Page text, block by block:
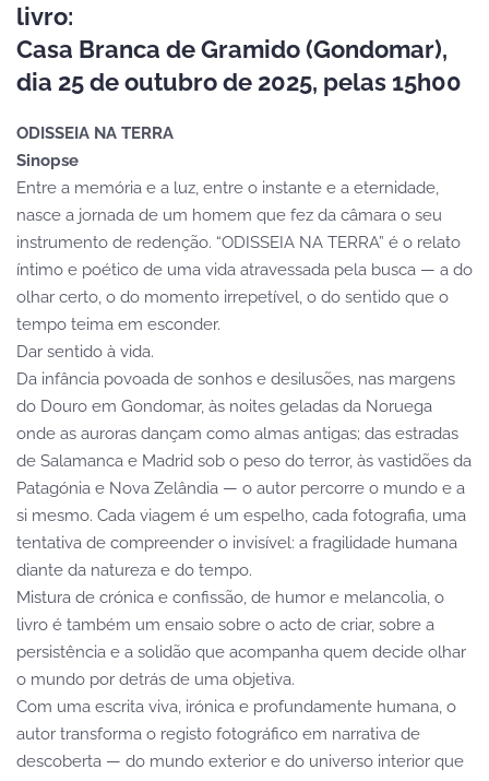
livro:
Casa Branca de Gramido (Gondomar),
dia 25 de outubro de 2025, pelas 15h00
ODISSEIA NA TERRA
Sinopse
Entre a memória e a luz, entre o instante e a eternidade,
nasce a jornada de um homem que fez da câmara o seu
instrumento de redenção. “ODISSEIA NA TERRA” é o relato
íntimo e poético de uma vida atravessada pela busca — a do
olhar certo, o do momento irrepetível, o do sentido que o
tempo teima em esconder.
Dar sentido à vida.
Da infância povoada de sonhos e desilusões, nas margens
do Douro em Gondomar, às noites geladas da Noruega
onde as auroras dançam como almas antigas; das estradas
de Salamanca e Madrid sob o peso do terror, às vastidões da
Patagónia e Nova Zelândia — o autor percorre o mundo e a
si mesmo. Cada viagem é um espelho, cada fotografia, uma
tentativa de compreender o invisível: a fragilidade humana
diante da natureza e do tempo.
Mistura de crónica e confissão, de humor e melancolia, o
livro é também um ensaio sobre o acto de criar, sobre a
persistência e a solidão que acompanha quem decide olhar
o mundo por detrás de uma objetiva.
Com uma escrita viva, irónica e profundamente humana, o
autor transforma o registo fotográfico em narrativa de
descoberta — do mundo exterior e do universo interior que